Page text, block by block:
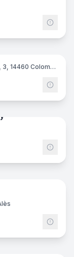
Zone Lazzaro, 8 rue du four à chaux, lot 01, 3, 14460 Colombelles
19
15